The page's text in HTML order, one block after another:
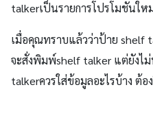
talkerเป็นรายการโปรโมชันให
เมื่อคุณทราบแล้วว่าป้าย shelf
จะสั่งพิมพ์shelf talker แต่ยังไ
talkerควรใส่ข้อมูลอะไรบ้าง ต้